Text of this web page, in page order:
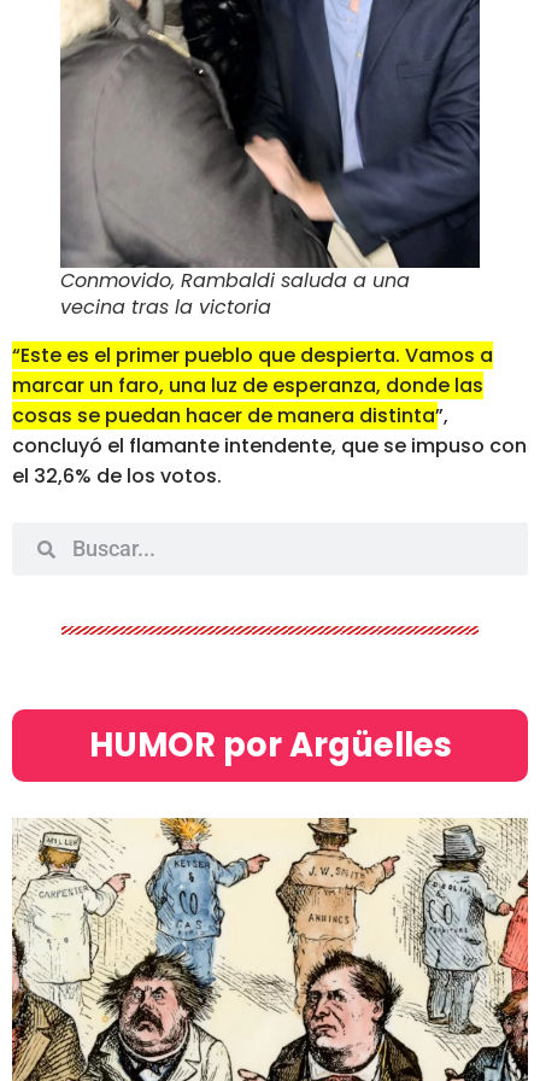
Conmovido, Rambaldi saluda a una
vecina tras la victoria
“Este es el primer pueblo que despierta. Vamos a
marcar un faro, una luz de esperanza, donde las
cosas se puedan hacer de manera distinta”,
concluyó el flamante intendente, que se impuso con
el 32,6% de los votos.
HUMOR por Argüelles​